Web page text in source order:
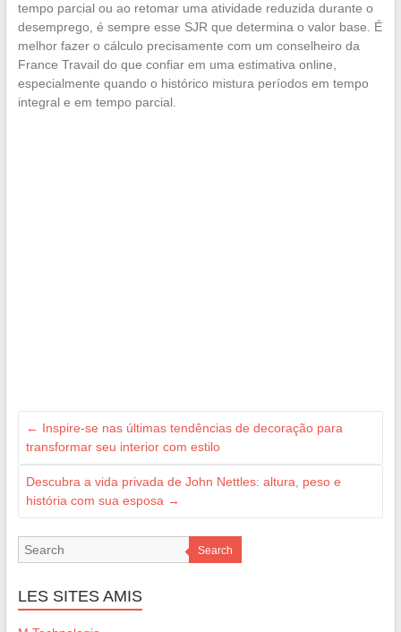
tempo parcial ou ao retomar uma atividade reduzida durante o
desemprego, é sempre esse SJR que determina o valor base. É
melhor fazer o cálculo precisamente com um conselheiro da
France Travail do que confiar em uma estimativa online,
especialmente quando o histórico mistura períodos em tempo
integral e em tempo parcial.
← Inspire-se nas últimas tendências de decoração para
transformar seu interior com estilo
Descubra a vida privada de John Nettles: altura, peso e
história com sua esposa →
Search
LES SITES AMIS